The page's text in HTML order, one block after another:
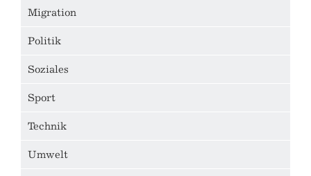
Migration
Politik
Soziales
Sport
Technik
Umwelt